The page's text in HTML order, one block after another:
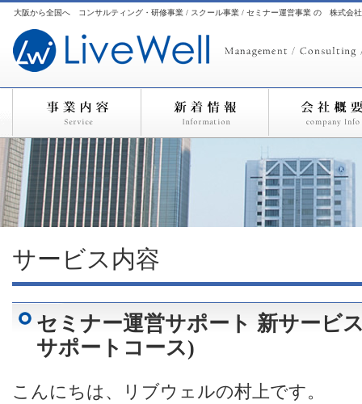
大阪から全国へ コンサルティング・研修事業 / スクール事業 / セミナー運営事業 の 株式会
サービス内容
セミナー運営サポート 新サービ
サポートコース)
こんにちは、リブウェルの村上です。